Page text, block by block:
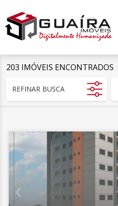
203 IMÓVEIS ENCONTRADOS
REFINAR BUSCA